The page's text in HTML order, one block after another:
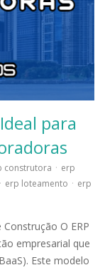
para
construtora · erp
· erp loteamento · erp
O ERP
empresarial que
Este modelo